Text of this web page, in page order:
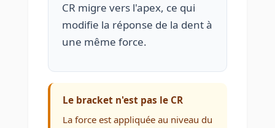
CR migre vers l'apex, ce qui
modifie la réponse de la dent à
une même force.
Le bracket n'est pas le CR
La force est appliquée au niveau du